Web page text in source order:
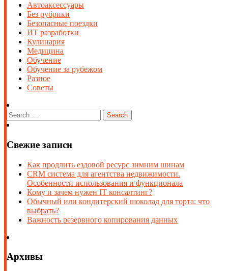
Автоаксессуары
Без рубрики
Безопасные поездки
ИТ разработки
Кулинария
Медицина
Обучение
Обучение за рубежом
Разное
Советы
Свежие записи
Как продлить ездовой ресурс зимним шинам
CRM система для агентства недвижимости.
Особенности использования и функционала
Кому и зачем нужен IT консалтинг?
Обычный или кондитерский шоколад для торта: что
выбрать?
Важность резервного копирования данных
Архивы